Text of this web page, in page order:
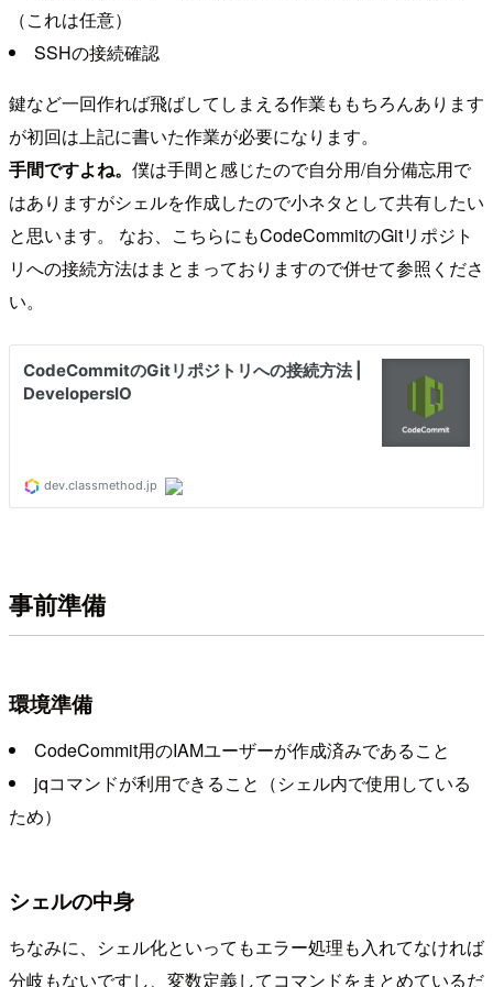
（これは任意）
SSHの接続確認
鍵など一回作れば飛ばしてしまえる作業ももちろんあります
が初回は上記に書いた作業が必要になります。
手間ですよね。 僕は手間と感じたので自分用/自分備忘用で
はありますがシェルを作成したので小ネタとして共有したい
と思います。 なお、こちらにもCodeCommitのGitリポジト
リへの接続方法はまとまっておりますので併せて参照くださ
い。
事前準備
環境準備
CodeCommit用のIAMユーザーが作成済みであること
jqコマンドが利用できること（シェル内で使用している
ため）
シェルの中身
ちなみに、シェル化といってもエラー処理も入れてなければ
分岐もないですし、変数定義してコマンドをまとめているだ